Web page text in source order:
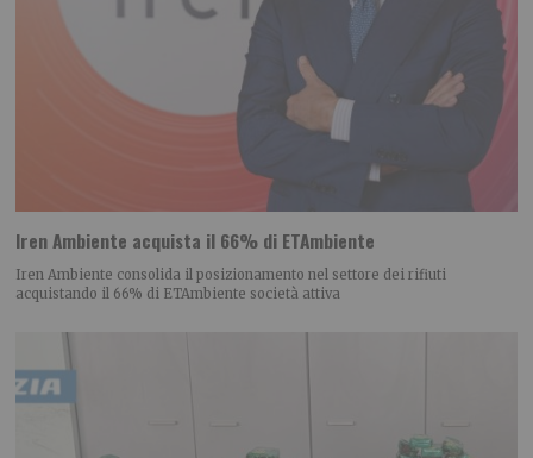
Iren Ambiente acquista il 66% di ETAmbiente
Iren Ambiente consolida il posizionamento nel settore dei rifiuti
acquistando il 66% di ETAmbiente società attiva